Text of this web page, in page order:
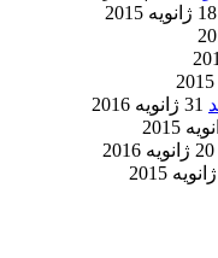
18 ژانویه 2015
31 ژانویه 2016
20 ژانویه 2016